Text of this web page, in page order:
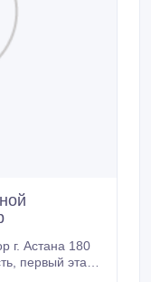
г. Астана 180